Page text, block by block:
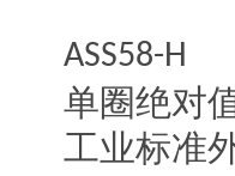
ASS58-H
单圈绝对
工业标准